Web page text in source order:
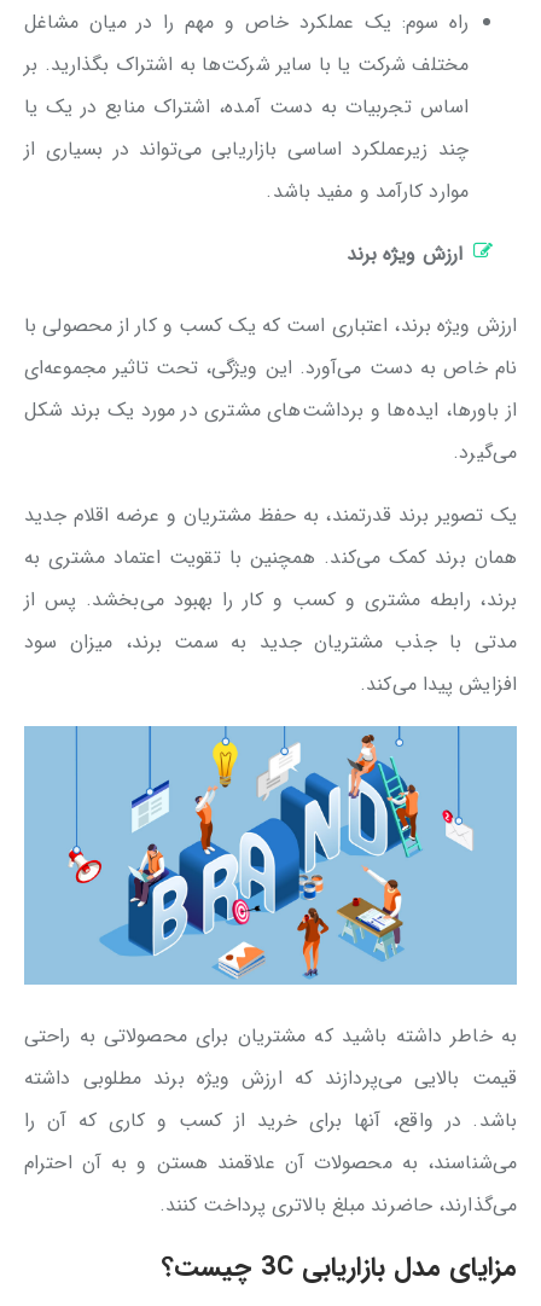
راه سوم: یک عملکرد خاص و مهم را در میان مشاغل
مختلف شرکت یا با سایر شرکت‌ها به اشتراک بگذارید. بر
اساس تجربیات به دست آمده، اشتراک منابع در یک یا
چند زیرعملکرد اساسی بازاریابی می‌تواند در بسیاری از
موارد کارآمد و مفید باشد.
ارزش ویژه برند
ارزش ویژه برند، اعتباری است که یک کسب و کار از محصولی با
نام خاص به دست می‎‌آورد. این ویژگی، تحت تاثیر مجموعه‌ای
از باورها، ایده‌ها و برداشت‌های مشتری در مورد یک برند شکل
می‌گیرد.
یک تصویر برند قدرتمند، به حفظ مشتریان و عرضه اقلام جدید
همان برند کمک می‌کند. همچنین با تقویت اعتماد مشتری به
برند، رابطه مشتری و کسب و کار را بهبود می‌بخشد. پس از
مدتی با جذب مشتریان جدید به سمت برند، میزان سود
افزایش پیدا می‌کند.
به خاطر داشته باشید که مشتریان برای محصولاتی به راحتی
قیمت بالایی می‌پردازند که ارزش ویژه برند مطلوبی داشته
باشد. در واقع، آنها برای خرید از کسب و کاری که آن را
می‌شناسند، به محصولات آن علاقمند هستن و به آن احترام
می‌گذارند، حاضرند مبلغ بالاتری پرداخت کنند.
مزایای مدل بازاریابی 3C چیست؟